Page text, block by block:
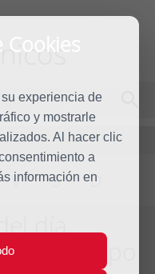
experiencia de
y mostrarle
Al hacer clic
a
información en
V S D
día
del Tiempo